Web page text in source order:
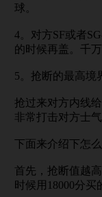
球。
4。对方SF或者
的时候再盖。千万
5。抢断的最高境
抢过来对方内线
非常打击对方士
下面来介绍下怎么
首先，抢断值越
时候用18000分买